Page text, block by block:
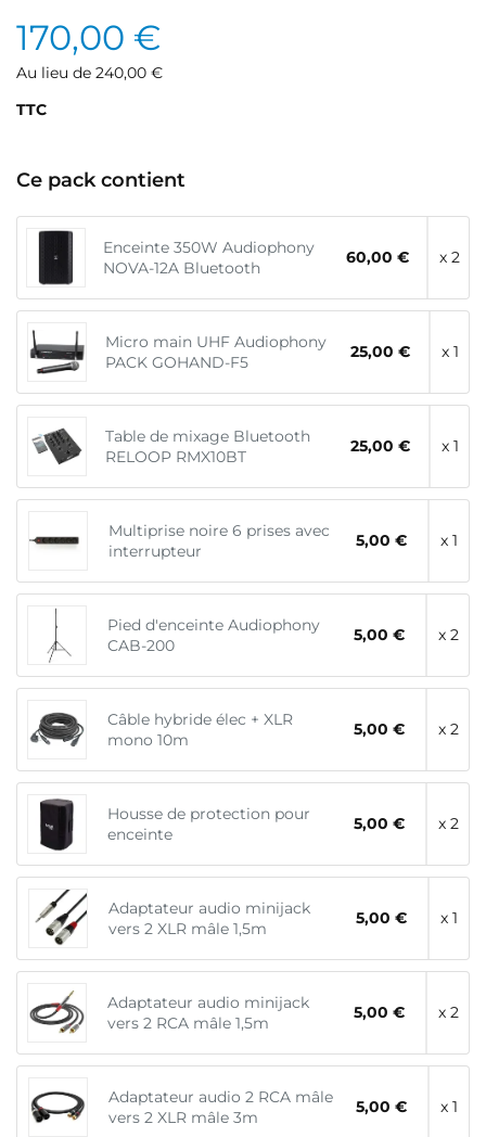
170,00 €
Au lieu de 240,00 €
TTC
Ce pack contient
Enceinte 350W Audiophony
NOVA-12A Bluetooth
60,00 € x 2
Micro main UHF Audiophony
PACK GOHAND-F5
25,00 € x 1
Table de mixage Bluetooth
RELOOP RMX10BT
25,00 € x 1
Multiprise noire 6 prises avec
interrupteur
5,00 € x 1
Pied d'enceinte Audiophony
CAB-200
5,00 € x 2
Câble hybride élec + XLR
mono 10m
5,00 € x 2
Housse de protection pour
enceinte
5,00 € x 2
Adaptateur audio minijack
vers 2 XLR mâle 1,5m
5,00 € x 1
Adaptateur audio minijack
vers 2 RCA mâle 1,5m
5,00 € x 2
Adaptateur audio 2 RCA mâle
vers 2 XLR mâle 3m
5,00 € x 1